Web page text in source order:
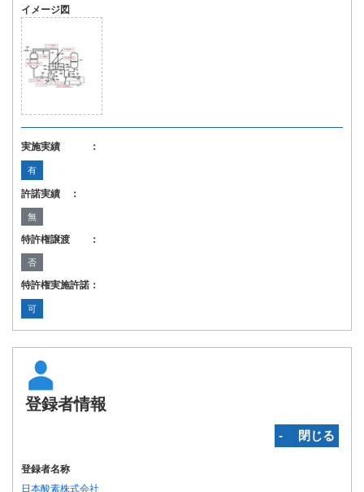
イメージ図
実施実績 ：
有
許諾実績 ：
無
特許権譲渡 ：
否
特許権実施許諾：
可
登録者情報
‐ 閉じる
登録者名称
日本酸素株式会社